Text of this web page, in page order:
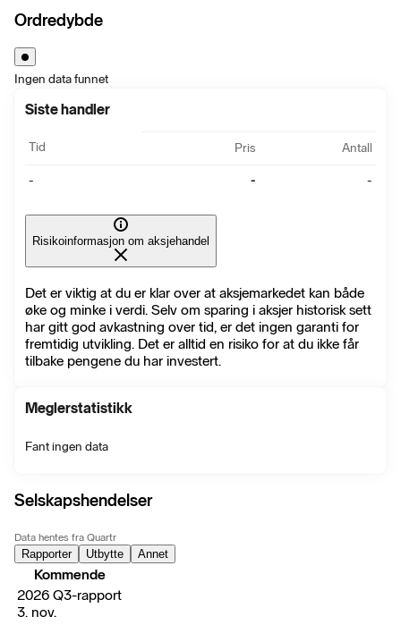
Ordredybde
Ingen data funnet
Siste handler
Tid Pris Antall
- - -
Risikoinformasjon om aksjehandel
Det er viktig at du er klar over at aksjemarkedet kan både
øke og minke i verdi. Selv om sparing i aksjer historisk sett
har gitt god avkastning over tid, er det ingen garanti for
fremtidig utvikling. Det er alltid en risiko for at du ikke får
tilbake pengene du har investert.
Meglerstatistikk
Fant ingen data
Selskapshendelser
Data hentes fra Quartr
Rapporter Utbytte Annet
Kommende
2026 Q3-rapport
3. nov.